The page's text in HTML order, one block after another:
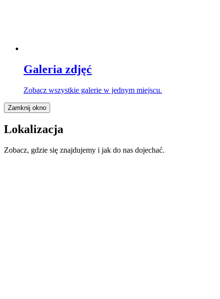
Galeria zdjęć
Zobacz wszystkie galerie w jednym miejscu.
Zamknij okno
Lokalizacja
Zobacz, gdzie się znajdujemy i jak do nas dojechać.